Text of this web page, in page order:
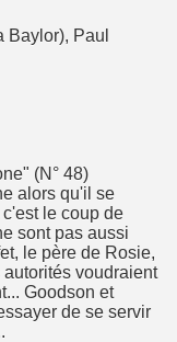
Paul
(N° 48)
alors qu'il se
le coup de
sont pas aussi
le père de Rosie,
voudraient
Goodson et
de se servir